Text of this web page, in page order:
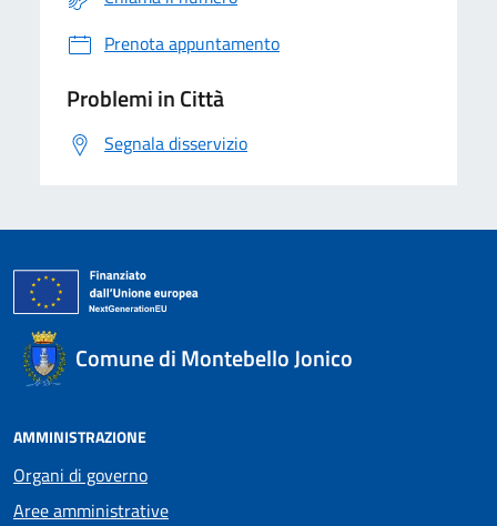
Prenota appuntamento
Problemi in Città
Segnala disservizio
Comune di Montebello Jonico
AMMINISTRAZIONE
Organi di governo
Aree amministrative